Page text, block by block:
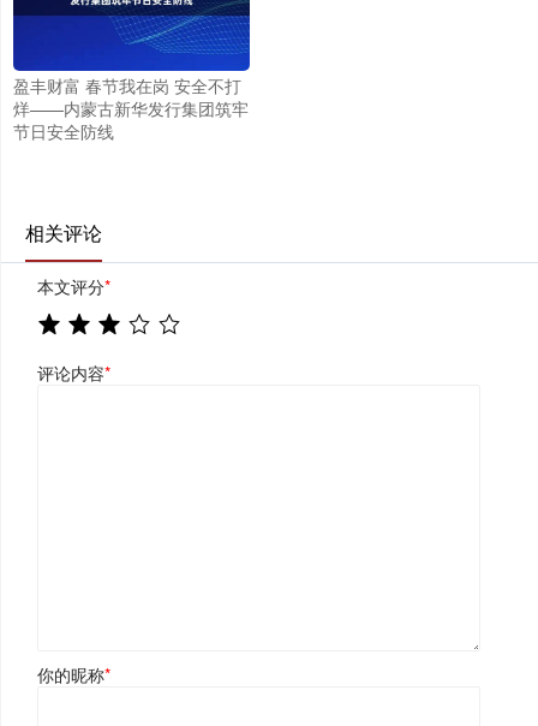
盈丰财富 春节我在岗 安全不打
烊——内蒙古新华发行集团筑牢
节日安全防线
相关评论
本文评分*
评论内容*
你的昵称*